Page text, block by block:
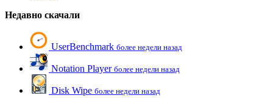
Недавно скачали
UserBenchmark более недели назад
Notation Player более недели назад
Disk Wipe более недели назад